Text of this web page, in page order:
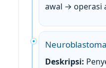
awal → operasi
Deskripsi: